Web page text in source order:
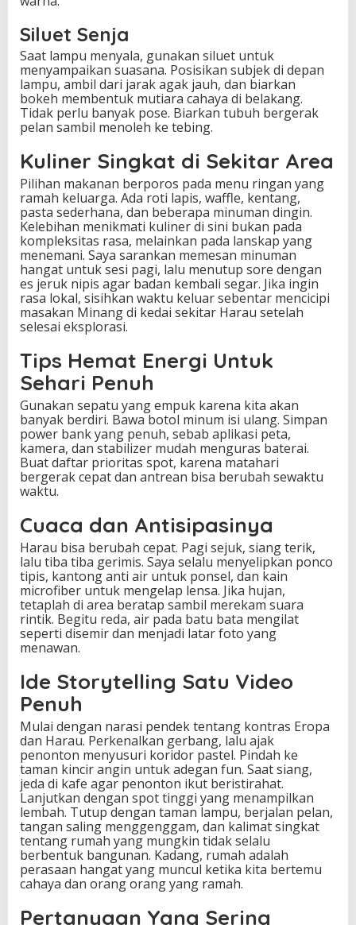
Siluet Senja
Saat lampu menyala, gunakan siluet untuk
menyampaikan suasana. Posisikan subjek di depan
lampu, ambil dari jarak agak jauh, dan biarkan
bokeh membentuk mutiara cahaya di belakang.
Tidak perlu banyak pose. Biarkan tubuh bergerak
pelan sambil menoleh ke tebing.
Kuliner Singkat di Sekitar Area
Pilihan makanan berporos pada menu ringan yang
ramah keluarga. Ada roti lapis, waffle, kentang,
pasta sederhana, dan beberapa minuman dingin.
Kelebihan menikmati kuliner di sini bukan pada
kompleksitas rasa, melainkan pada lanskap yang
menemani. Saya sarankan memesan minuman
hangat untuk sesi pagi, lalu menutup sore dengan
es jeruk nipis agar badan kembali segar. Jika ingin
rasa lokal, sisihkan waktu keluar sebentar mencicipi
masakan Minang di kedai sekitar Harau setelah
selesai eksplorasi.
Tips Hemat Energi Untuk
Sehari Penuh
Gunakan sepatu yang empuk karena kita akan
banyak berdiri. Bawa botol minum isi ulang. Simpan
power bank yang penuh, sebab aplikasi peta,
kamera, dan stabilizer mudah menguras baterai.
Buat daftar prioritas spot, karena matahari
bergerak cepat dan antrean bisa berubah sewaktu
waktu.
Cuaca dan Antisipasinya
Harau bisa berubah cepat. Pagi sejuk, siang terik,
lalu tiba tiba gerimis. Saya selalu menyelipkan ponco
tipis, kantong anti air untuk ponsel, dan kain
microfiber untuk mengelap lensa. Jika hujan,
tetaplah di area beratap sambil merekam suara
rintik. Begitu reda, air pada batu bata mengilat
seperti disemir dan menjadi latar foto yang
menawan.
Ide Storytelling Satu Video
Penuh
Mulai dengan narasi pendek tentang kontras Eropa
dan Harau. Perkenalkan gerbang, lalu ajak
penonton menyusuri koridor pastel. Pindah ke
taman kincir angin untuk adegan fun. Saat siang,
jeda di kafe agar penonton ikut beristirahat.
Lanjutkan dengan spot tinggi yang menampilkan
lembah. Tutup dengan taman lampu, berjalan pelan,
tangan saling menggenggam, dan kalimat singkat
tentang rumah yang mungkin tidak selalu
berbentuk bangunan. Kadang, rumah adalah
perasaan hangat yang muncul ketika kita bertemu
cahaya dan orang orang yang ramah.
Pertanyaan Yang Sering